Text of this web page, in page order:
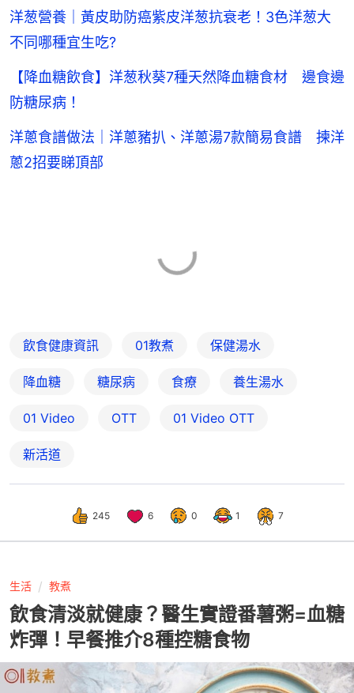
洋葱營養｜黃皮助防癌紫皮洋葱抗衰老！3色洋葱大
不同哪種宜生吃?
【降血糖飲食】洋葱秋葵7種天然降血糖食材 邊食邊
防糖尿病！
洋蔥食譜做法｜洋蔥豬扒、洋蔥湯7款簡易食譜 揀洋
蔥2招要睇頂部
飲食健康資訊 01教煮 保健湯水
降血糖 糖尿病 食療 養生湯水
01 Video OTT 01‌ ‌Video‌ ‌OTT
新活道
245 6 0 1 7
生活 教煮
飲食清淡就健康？醫生實證番薯粥=血糖
炸彈！早餐推介8種控糖食物